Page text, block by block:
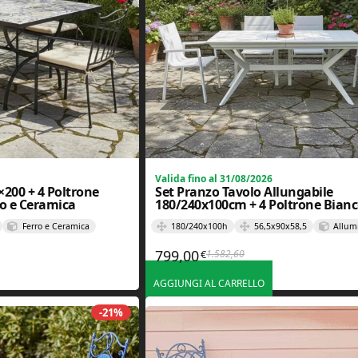
+ 4 Poltrone
e Ceramica
Ferro e Ceramica
era: 918,60€.
è: 459,00€.
Valida fino al 31/08/2026
Set Pranzo Tavolo Allungabile
180/240x100cm + 4 Poltrone
Alluminio e Textilene
180/240x100h 56,5x90x58,5
1.582,60Il prezzo originale era:
799,00€ Il prezzo attuale è:
AGGIUNGI AL CARRELLO
-21%